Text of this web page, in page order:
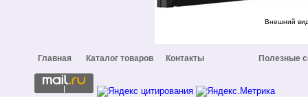
Внешний
Главная Каталог товаров Контакты Полезные